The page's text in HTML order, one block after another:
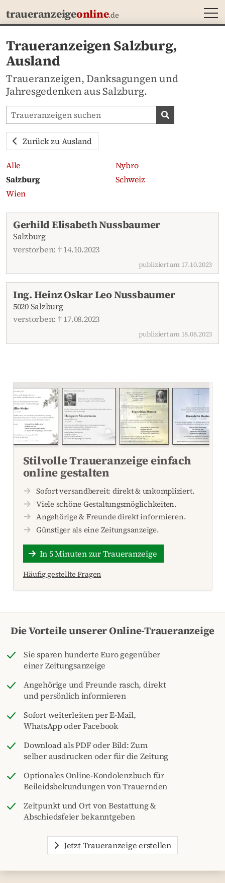
traueranzeigeonline.de
Traueranzeigen Salzburg,
Ausland
Traueranzeigen, Danksagungen und
Jahresgedenken aus Salzburg.
Traueranzeigen-Portal durchsuchen
Zurück zu Ausland
Alle
Nybro
Salzburg
Schweiz
Wien
Aktuelle Traueranzeigen
Gerhild Elisabeth Nussbaumer
Salzburg
verstorben: † 14.10.2023
publiziert am 17.10.2023
Ing. Heinz Oskar Leo Nussbaumer
5020 Salzburg
verstorben: † 17.08.2023
publiziert am 18.08.2023
Stilvolle Traueranzeige einfach
online gestalten
Sofort versandbereit: direkt & unkompliziert.
Viele schöne Gestaltungsmöglichkeiten.
Angehörige & Freunde direkt informieren.
Günstiger als eine Zeitungsanzeige.
In 5 Minuten zur Traueranzeige
Häufig gestellte Fragen
Die Vorteile unserer Online-Traueranzeige
Sie sparen hunderte Euro gegenüber
einer Zeitungsanzeige
Angehörige und Freunde rasch, direkt
und persönlich informieren
Sofort weiterleiten per E-Mail,
WhatsApp oder Facebook
Download als PDF oder Bild: Zum
selber ausdrucken oder für die Zeitung
Optionales Online-Kondolenzbuch für
Beileidsbekundungen von Trauernden
Zeitpunkt und Ort von Bestattung &
Abschiedsfeier bekanntgeben
Jetzt Traueranzeige erstellen